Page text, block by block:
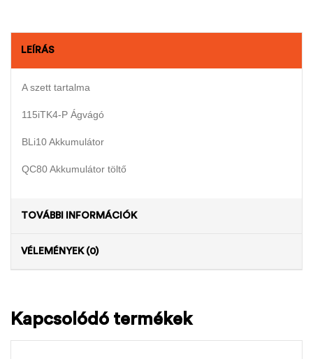
LEÍRÁS
A szett tartalma
115iTK4-P Ágvágó
BLi10 Akkumulátor
QC80 Akkumulátor töltő
TOVÁBBI INFORMÁCIÓK
VÉLEMÉNYEK (0)
Kapcsolódó termékek